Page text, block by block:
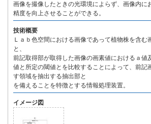
画像を撮像したときの光環境によらず、画像内に
精度を向上させることができる。
技術概要
Ｌａｂ色空間における画像であって植物株を含む
と、
前記取得部が取得した画像の画素値におけるａ値
値と所定の閾値とを比較することによって、前記
す領域を抽出する抽出部と
を備えることを特徴とする情報処理装置。
イメージ図